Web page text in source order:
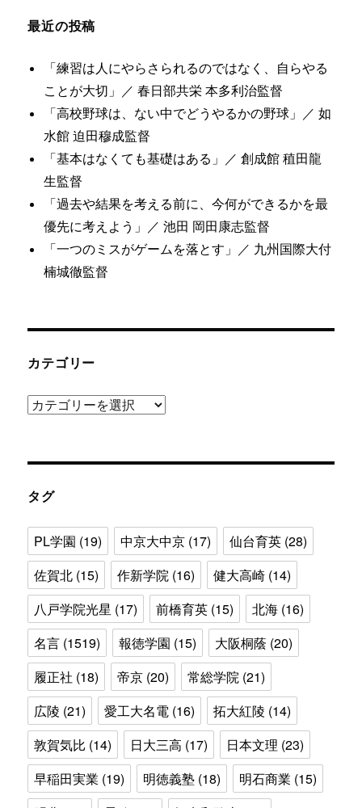
最近の投稿
「練習は人にやらさられるのではなく、自らやる
ことが大切」／ 春日部共栄 本多利治監督
「高校野球は、ない中でどうやるかの野球」／ 如
水館 迫田穆成監督
「基本はなくても基礎はある」／ 創成館 稙田龍
生監督
「過去や結果を考える前に、今何ができるかを最
優先に考えよう」／ 池田 岡田康志監督
「一つのミスがゲームを落とす」／ 九州国際大付
楠城徹監督
カテゴリー
カ
ー
タグ
PL学園 (19) 中京大中京 (17) 仙台育英 (28)
佐賀北 (15) 作新学院 (16) 健大高崎 (14)
八戸学院光星 (17) 前橋育英 (15) 北海 (16)
名言 (1519) 報徳学園 (15) 大阪桐蔭 (20)
履正社 (18) 帝京 (20) 常総学院 (21)
広陵 (21) 愛工大名電 (16) 拓大紅陵 (14)
敦賀気比 (14) 日大三高 (17) 日本文理 (23)
早稲田実業 (19) 明徳義塾 (18) 明石商業 (15)